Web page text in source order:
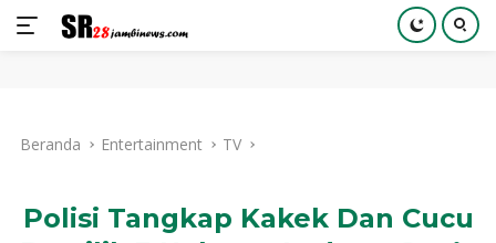
kontenBeranda Entertainment TV
Polisi Tangkap Kakek Dan Cucu